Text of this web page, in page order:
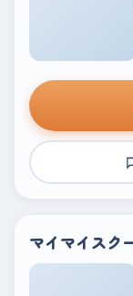
マイマイスク